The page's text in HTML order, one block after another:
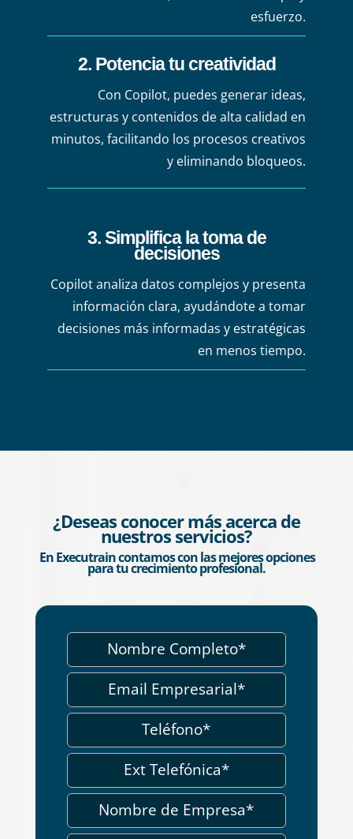
esfuerzo.
2. Potencia tu creatividad
Con Copilot, puedes generar ideas,
estructuras y contenidos de alta calidad en
minutos, facilitando los procesos creativos
y eliminando bloqueos.
3. Simplifica la toma de
decisiones
Copilot analiza datos complejos y presenta
información clara, ayudándote a tomar
decisiones más informadas y estratégicas
en menos tiempo.
¿Deseas conocer más acerca de
nuestros servicios?
En Executrain contamos con las mejores opciones
para tu crecimiento profesional.